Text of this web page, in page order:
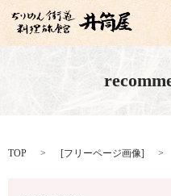
TOP [フリーページ画像]